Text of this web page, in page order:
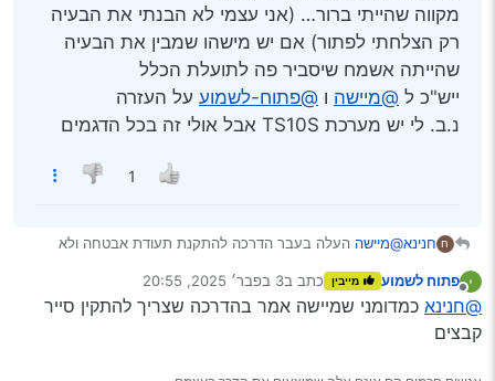
מקווה שהייתי ברור… (אני עצמי לא הבנתי את הבעיה
רק הצלחתי לפתור) אם יש מישהו שמבין את הבעיה
שהייתה אשמח שיסביר פה לתועלת הכלל
ייש"כ ל @מיישה ו @פתוח-לשמוע על העזרה
נ.ב. לי יש מערכת TS10S אבל אולי זה בכל הדגמים
1
ח חנינא@מיישה העלה בעבר הדרכה להתקנת תעודת אבטחה ולא
אתמול עליתי על התקלה.
משום מה כשעשיתי התקנה מכרטיס SD המכשיר לא העלה את
פתוח לשמוע מייבין כתב ב3 בפבר׳ 2025, 20:55
נערך לאחרונה על ידי
@חנינא כמדומני שמיישה אמר בהדרכה שצריך להתקין סייר
קבצים